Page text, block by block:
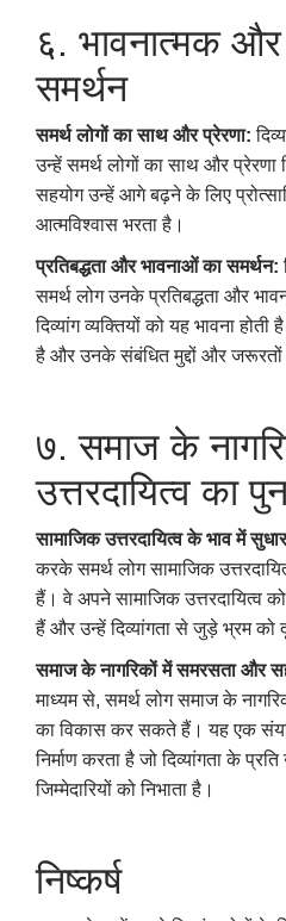
६. भावनात्मक
समर्थन
समर्थ लोगों का साथ और प्रेरणा:
उन्हें समर्थ लोगों का साथ और प्रेरणा
सहयोग उन्हें आगे बढ़ने के लिए
आत्मविश्वास भरता है।
प्रतिबद्धता और भावनाओं का समर्थन:
समर्थ लोग उनके प्रतिबद्धता और
दिव्यांग व्यक्तियों को यह भावना
है और उनके संबंधित मुद्दों और जरूरतों
७. समाज के
उत्तरदायित्व का
सामाजिक उत्तरदायित्व के भाव में
करके समर्थ लोग सामाजिक
हैं। वे अपने सामाजिक उत्तरदायित्व
हैं और उन्हें दिव्यांगता से जुड़े भ्रम को
समाज के नागरिकों में समरसता और
माध्यम से, समर्थ लोग समाज के
का विकास कर सकते हैं। यह एक
निर्माण करता है जो दिव्यांगता के
जिम्मेदारियों को निभाता है।
निष्कर्ष